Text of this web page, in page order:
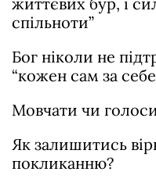
спільноти”
Бог ніколи не
“кожен сам за
Мовчати чи
Як залишитись
покликанню?